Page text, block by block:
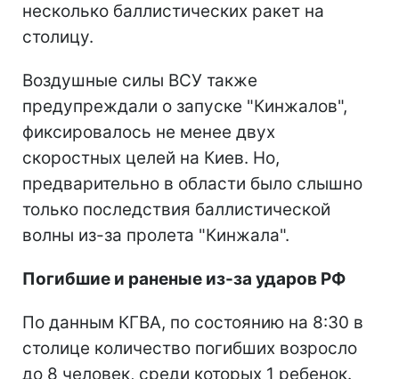
несколько баллистических ракет на
столицу.
Воздушные силы ВСУ также
предупреждали о запуске "Кинжалов",
фиксировалось не менее двух
скоростных целей на Киев. Но,
предварительно в области было слышно
только последствия баллистической
волны из-за пролета "Кинжала".
Погибшие и раненые из-за ударов РФ
По данным КГВА, по состоянию на 8:30 в
столице количество погибших возросло
до 8 человек, среди которых 1 ребенок.